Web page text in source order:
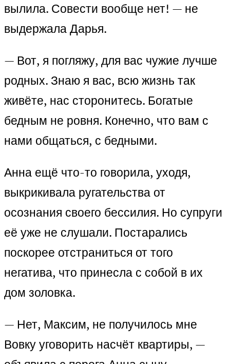
вылила. Совести вообще нет! — не
выдержала Дарья.
— Вот, я погляжу, для вас чужие лучше
родных. Знаю я вас, всю жизнь так
живёте, нас сторонитесь. Богатые
бедным не ровня. Конечно, что вам с
нами общаться, с бедными.
Анна ещё что-то говорила, уходя,
выкрикивала ругательства от
осознания своего бессилия. Но супруги
её уже не слушали. Постарались
поскорее отстраниться от того
негатива, что принесла с собой в их
дом золовка.
— Нет, Максим, не получилось мне
Вовку уговорить насчёт квартиры, —